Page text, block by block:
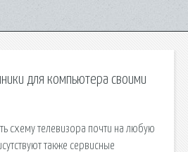
для компьютера своими
схему телевизора почти на любую
также сервисные